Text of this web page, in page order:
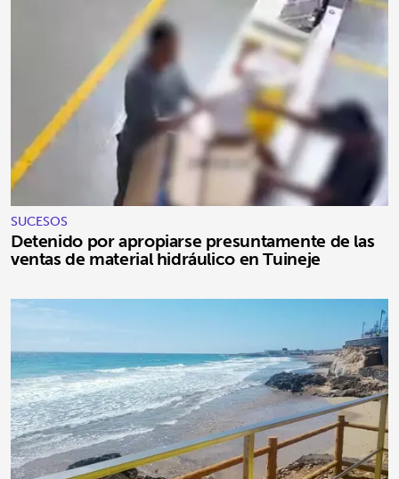
SUCESOS
Detenido por apropiarse presuntamente de las
ventas de material hidráulico en Tuineje